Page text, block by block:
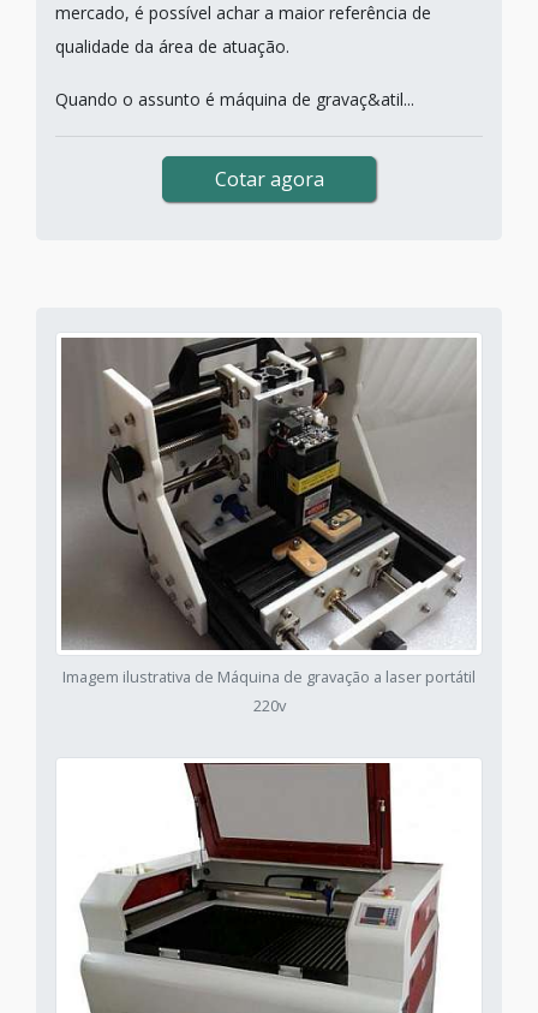
mercado, é possível achar a maior referência de
qualidade da área de atuação.
Quando o assunto é máquina de gravaç&atil...
Cotar agora
Imagem ilustrativa de Máquina de gravação a laser portátil
220v